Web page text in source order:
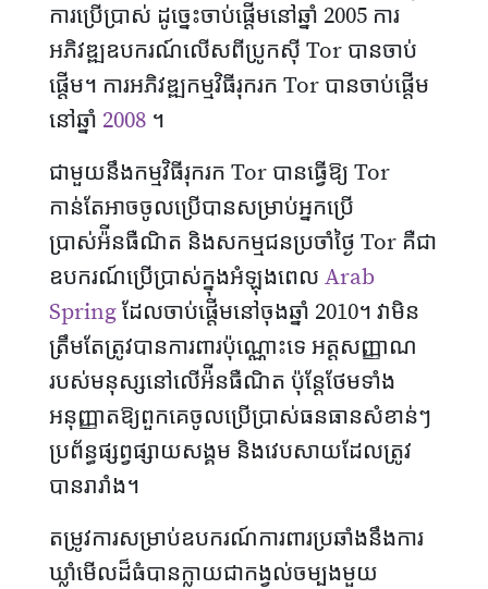
ការប្រើប្រាស់ ដូច្នេះចាប់ផ្តើមនៅឆ្នាំ 2005 ការ
អភិវឌ្ឍឧបករណ៍លើសពីប្រូកស៊ី Tor បានចាប់
ផ្តើម។ ការអភិវឌ្ឍកម្មវិធីរុករក Tor បានចាប់ផ្តើម
នៅឆ្នាំ 2008 ។
ជាមួយនឹងកម្មវិធីរុករក Tor បានធ្វើឱ្យ Tor
កាន់តែអាចចូលប្រើបានសម្រាប់អ្នកប្រើ
ប្រាស់អ៉ីនធឺណិត និងសកម្មជនប្រចាំថ្ងៃ Tor គឺជា
ឧបករណ៍ប្រើប្រាស់ក្នុងអំឡុងពេល Arab
Springដែលចាប់ផ្តើមនៅចុងឆ្នាំ 2010។ វាមិន
ត្រឹមតែត្រូវបានការពារប៉ុណ្ណោះទេ អត្តសញ្ញាណ
របស់មនុស្សនៅលើអ៉ីនធឺណិត ប៉ុន្តែថែមទាំង
អនុញ្ញាតឱ្យពួកគេចូលប្រើប្រាស់ធនធានសំខាន់ៗ
ប្រព័ន្ធផ្សព្វផ្សាយសង្គម និងវេបសាយដែលត្រូវ
បានរារាំង។
តម្រូវការសម្រាប់ឧបករណ៍ការពារប្រឆាំងនឹងការ
ឃ្លាំមើលដ៏ធំបានក្លាយជាកង្វល់ចម្បងមួយ